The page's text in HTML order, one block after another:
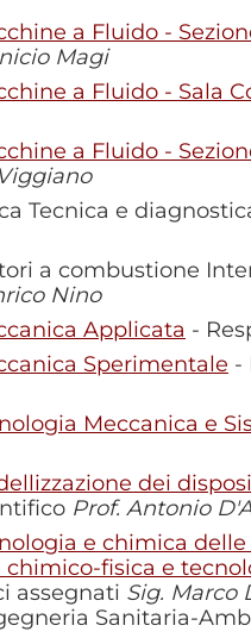
a Fluido -
Magi
a Fluido - Sala
a Fluido -
Tecnica e
a combustione
Nino
Applicata -
Sperimentale -
Meccanica e
dei
Prof. Antonio
e chimica
chimico-fisica e
assegnati Sig. Marco
Sanitaria-